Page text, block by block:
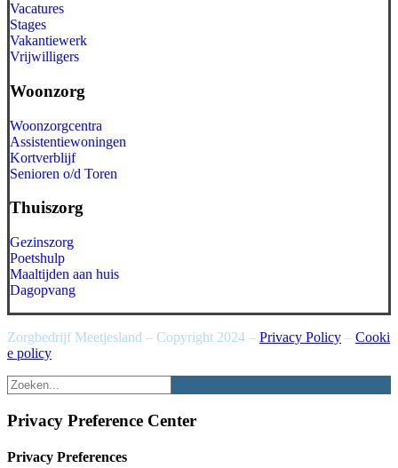
Vacatures
Stages
Vakantiewerk
Vrijwilligers
Woonzorg
Woonzorgcentra
Assistentiewoningen
Kortverblijf
Senioren o/d Toren
Thuiszorg
Gezinszorg
Poetshulp
Maaltijden aan huis
Dagopvang
Zorgbedrijf Meetjesland – Copyright 2024 – Privacy Policy – Cooki
e policy
Privacy Preference Center
Privacy Preferences